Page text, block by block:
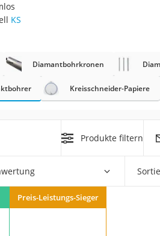
KS
Diamantbohrkronen
Kreisschneider-Papiere
Produkte filtern
Preis-Leistungs-Sieger